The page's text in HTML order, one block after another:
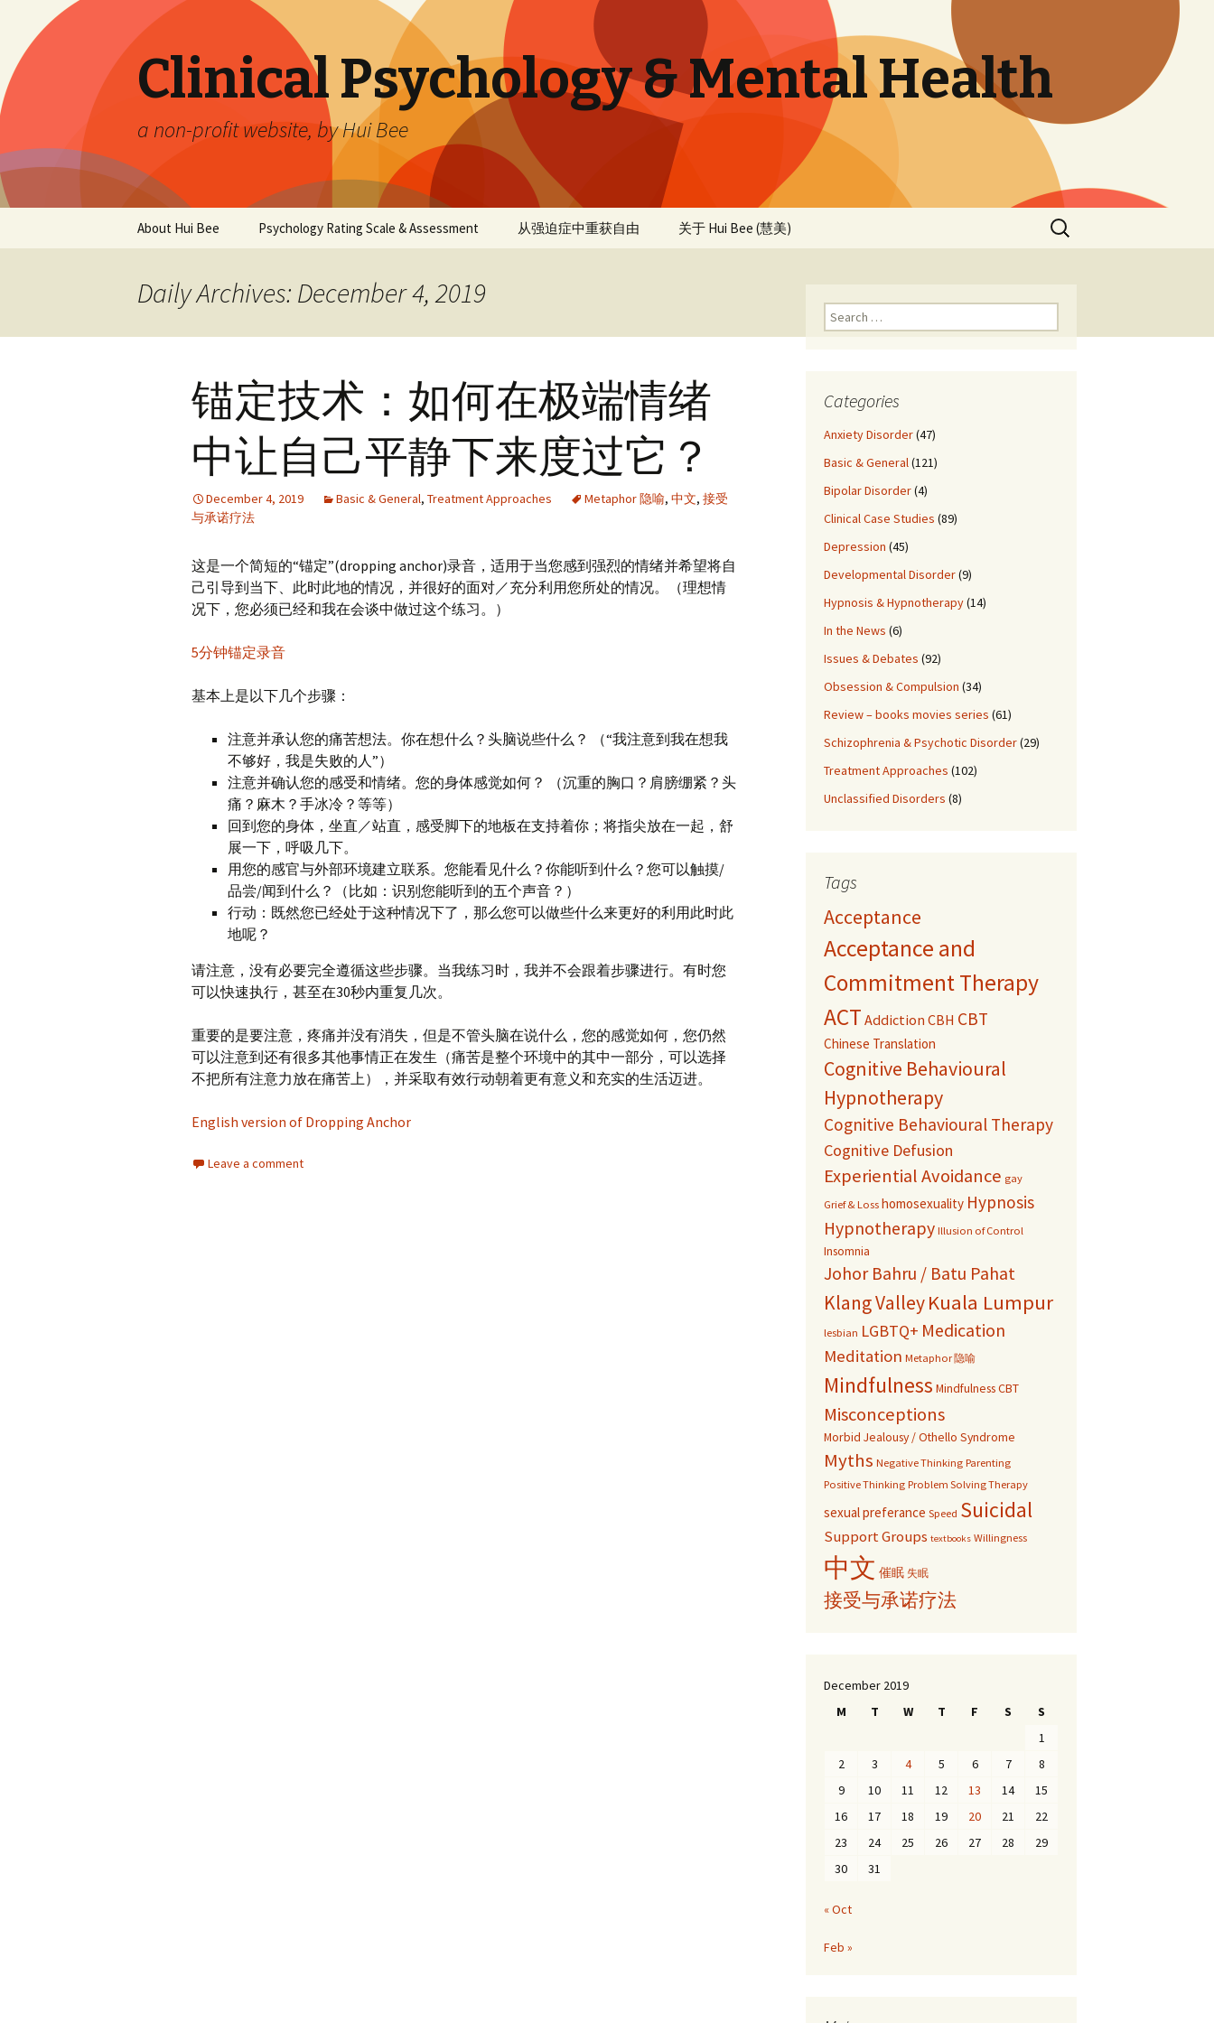
Clinical Psychology & Mental Health
a non-profit website, by Hui Bee
About Hui Bee Psychology Rating Scale & Assessment 从强迫症中重获自由 关于 Hui Bee (慧美)
Search
for:
Daily Archives: December 4, 2019
锚定技术：如何在极端情绪
中让自己平静下来度过它？
December 4, 2019 Basic & General, Treatment Approaches Metaphor 隐喻, 中文, 接受
与承诺疗法
这是一个简短的“锚定”(dropping anchor)录音，适用于当您感到强烈的情绪并希望将自
己引导到当下、此时此地的情况，并很好的面对／充分利用您所处的情况。（理想情
况下，您必须已经和我在会谈中做过这个练习。）
5分钟锚定录音
基本上是以下几个步骤：
注意并承认您的痛苦想法。你在想什么？头脑说些什么？ （“我注意到我在想我
不够好，我是失败的人”）
注意并确认您的感受和情绪。您的身体感觉如何？ （沉重的胸口？肩膀绷紧？头
痛？麻木？手冰冷？等等）
回到您的身体，坐直／站直，感受脚下的地板在支持着你；将指尖放在一起，舒
展一下，呼吸几下。
用您的感官与外部环境建立联系。您能看见什么？你能听到什么？您可以触摸/
品尝/闻到什么？（比如：识别您能听到的五个声音？）
行动：既然您已经处于这种情况下了，那么您可以做些什么来更好的利用此时此
地呢？
请注意，没有必要完全遵循这些步骤。当我练习时，我并不会跟着步骤进行。有时您
可以快速执行，甚至在30秒内重复几次。
重要的是要注意，疼痛并没有消失，但是不管头脑在说什么，您的感觉如何，您仍然
可以注意到还有很多其他事情正在发生（痛苦是整个环境中的其中一部分，可以选择
不把所有注意力放在痛苦上），并采取有效行动朝着更有意义和充实的生活迈进。
English version of Dropping Anchor
Leave a comment
Search
for:
Categories
Anxiety Disorder(47)
Basic & General(121)
Bipolar Disorder(4)
Clinical Case Studies (89)
Depression (45)
Developmental Disorder(9)
Hypnosis & Hypnotherapy(14)
In the News (6)
Issues & Debates (92)
Obsession & Compulsion (34)
Review – books movies series (61)
Schizophrenia & Psychotic Disorder(29)
Treatment Approaches (102)
Unclassified Disorders (8)
Tags
Acceptance
Acceptance and
Commitment Therapy
ACT Addiction CBH CBT
Chinese Translation
Cognitive Behavioural
Hypnotherapy
Cognitive Behavioural Therapy
Cognitive Defusion
Experiential Avoidance gay
Grief & Loss homosexuality Hypnosis
Hypnotherapy Illusion of Control
Insomnia
Johor Bahru / Batu Pahat
Klang ValleyKuala Lumpur
lesbian LGBTQ+ Medication
Meditation Metaphor 隐喻
Mindfulness Mindfulness CBT
Misconceptions
Morbid Jealousy / Othello Syndrome
Myths Negative Thinking Parenting
Positive Thinking Problem Solving Therapy
sexual preferance Speed Suicidal
Support Groups textbooks Willingness
中文 催眠 失眠
接受与承诺疗法
December 2019
M
T W T F S
S
1
2
3 4 5 6 7
8
9
10 11 12 13 14
15
16
17 18 19 20 21
22
23
24 25 26 27 28
29
30
31
« Oct
Feb »